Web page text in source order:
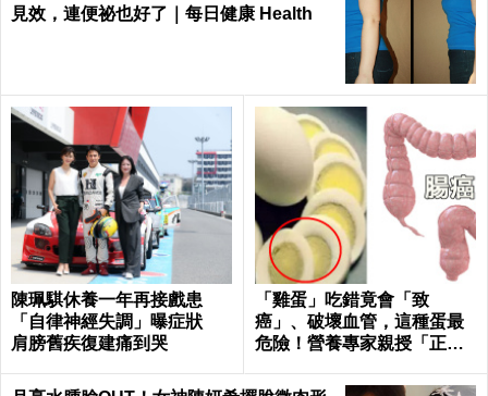
見效，連便祕也好了｜每日健康 Health
陳珮騏休養一年再接戲患
「自律神經失調」曝症狀
肩膀舊疾復建痛到哭
「雞蛋」吃錯竟會「致
癌」、破壞血管，這種蛋最
危險！營養專家親授「正確
alth